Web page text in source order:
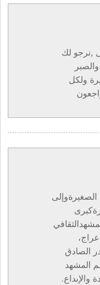
,نرجو لك
ولكل
الصغيرةوإلى
الصادق
المشهد
والإبداع.